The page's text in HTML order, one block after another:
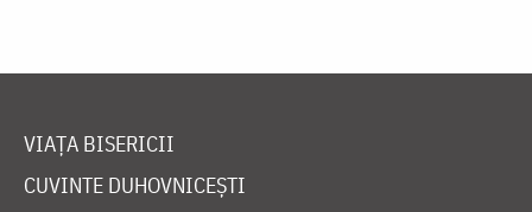
VIAȚA BISERICII
CUVINTE DUHOVNICEȘTI